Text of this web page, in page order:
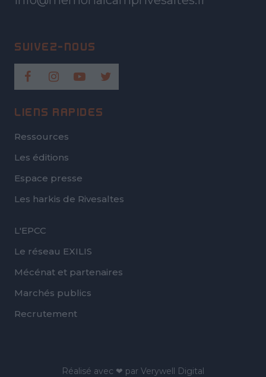
LIENS RAPIDES
Ressources
Les éditions
Espace presse
Les harkis de Rivesaltes
FOOTER
L'EPCC
Le réseau EXILIS
Mécénat et partenaires
Marchés publics
Recrutement
Réalisé avec ❤ par Verywell Digital